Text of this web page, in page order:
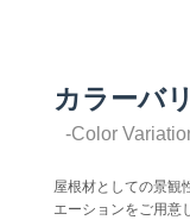
カラーバ
-Color
屋根材としての景観
エーションをご用意